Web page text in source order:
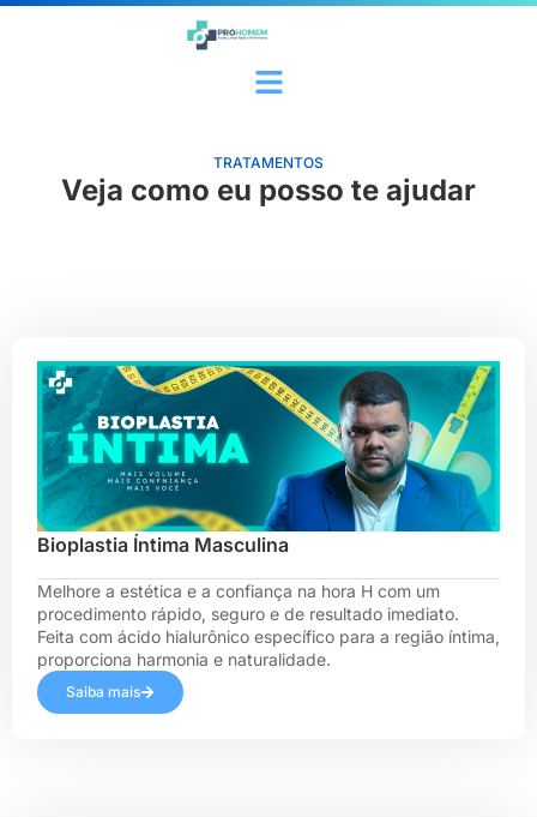
TRATAMENTOS
Veja como eu posso te ajudar
Bioplastia Íntima Masculina
Melhore a estética e a confiança na hora H com um
procedimento rápido, seguro e de resultado imediato.
Feita com ácido hialurônico específico para a região íntima,
proporciona harmonia e naturalidade.
Saiba mais